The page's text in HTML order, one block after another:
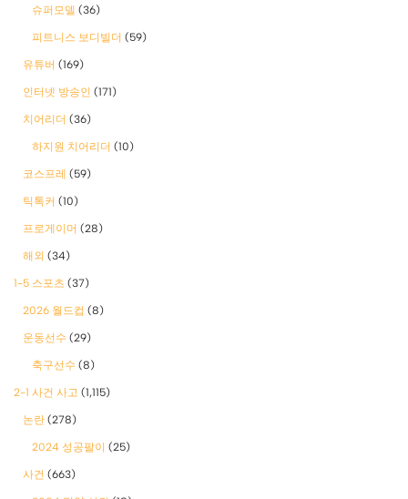
슈퍼모델 (36)
피트니스 보디빌더 (59)
유튜버 (169)
인터넷 방송인 (171)
치어리더 (36)
하지원 치어리더 (10)
코스프레 (59)
틱톡커 (10)
프로게이머 (28)
해외 (34)
1-5 스포츠 (37)
2026 월드컵 (8)
운동선수 (29)
축구선수 (8)
2-1 사건 사고 (1,115)
논란 (278)
2024 성공팔이 (25)
사건 (663)